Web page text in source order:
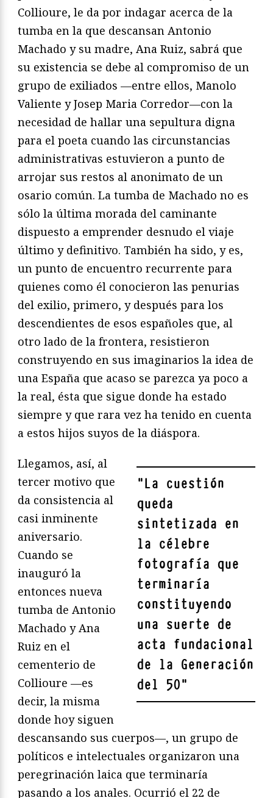
Collioure, le da por indagar acerca de la
tumba en la que descansan Antonio
Machado y su madre, Ana Ruiz, sabrá que
su existencia se debe al compromiso de un
grupo de exiliados —entre ellos, Manolo
Valiente y Josep Maria Corredor—con la
necesidad de hallar una sepultura digna
para el poeta cuando las circunstancias
administrativas estuvieron a punto de
arrojar sus restos al anonimato de un
osario común. La tumba de Machado no es
sólo la última morada del caminante
dispuesto a emprender desnudo el viaje
último y definitivo. También ha sido, y es,
un punto de encuentro recurrente para
quienes como él conocieron las penurias
del exilio, primero, y después para los
descendientes de esos españoles que, al
otro lado de la frontera, resistieron
construyendo en sus imaginarios la idea de
una España que acaso se parezca ya poco a
la real, ésta que sigue donde ha estado
siempre y que rara vez ha tenido en cuenta
a estos hijos suyos de la diáspora.
"La cuestión
queda
sintetizada en
la célebre
fotografía que
terminaría
constituyendo
una suerte de
acta fundacional
de la Generación
del 50"
Llegamos, así, al
tercer motivo que
da consistencia al
casi inminente
aniversario.
Cuando se
inauguró la
entonces nueva
tumba de Antonio
Machado y Ana
Ruiz en el
cementerio de
Collioure —es
decir, la misma
donde hoy siguen
descansando sus cuerpos—, un grupo de
políticos e intelectuales organizaron una
peregrinación laica que terminaría
pasando a los anales. Ocurrió el 22 de